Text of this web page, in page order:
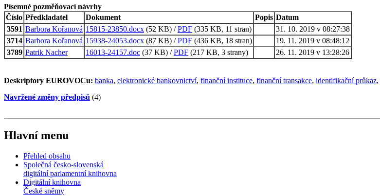
Písemné pozměňovací návrhy
Číslo Předkladatel Dokument Popis Datum
3591 Barbora Kořanová 15815-23850.docx (52 KB) /PDF (335 KB, 11 stran)
31. 10. 2019 v 08:27:38
3714 Barbora Kořanová 15938-24053.docx (87 KB) /PDF (436 KB, 18 stran)
19. 11. 2019 v 08:48:12
3789 Patrik Nacher 16013-24157.doc (37 KB) /PDF (217 KB, 3 strany) 26. 11. 2019 v 13:28:26
Deskriptory EUROVOCu: banka, elektronické bankovnictví, finanční instituce, finanční transakce, identifikační průkaz,
Navržené změny předpisů (4)
Hlavní menu
Přehled obsahu
Společná česko-slovenská
digitální parlamentní knihovna
Digitální knihovna
České sněmy